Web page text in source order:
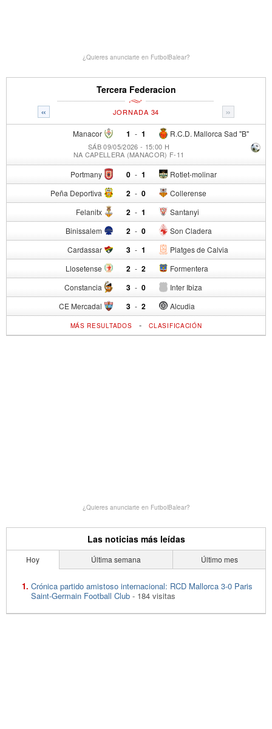
¿Quieres anunciarte en FutbolBalear?
Tercera Federacion
« »
JORNADA 34
Manacor 1 - R.C.D. Mallorca Sad "B"
1
SÁB 09/05/2026 - 15:00 H
NA CAPELLERA (MANACOR) F-11
Portmany 0 - Rotlet-molinar
1
Peña Deportiva 2 - Collerense
0
Felanitx 2 - Santanyi
1
Binissalem 2 - Son Cladera
0
Cardassar 3 - Platges de Calvia
1
Llosetense 2 - Formentera
2
Constancia 3 - Inter Ibiza
0
CE Mercadal 3 - Alcudia
2
MÁS RESULTADOS -CLASIFICACIÓN
¿Quieres anunciarte en FutbolBalear?
Las noticias más leídas
Hoy Última semana Último mes
Crónica partido amistoso internacional: RCD Mallorca 3-0 Paris
Saint-Germain Football Club - 184 visitas